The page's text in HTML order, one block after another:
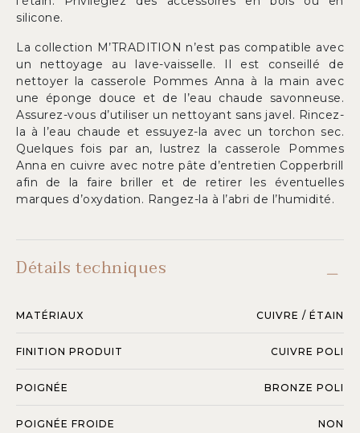
silicone.
La collection M’TRADITION n’est pas compatible avec
un nettoyage au lave-vaisselle. Il est conseillé de
nettoyer la casserole Pommes Anna à la main avec
une éponge douce et de l’eau chaude savonneuse.
Assurez-vous d’utiliser un nettoyant sans javel. Rincez-
la à l’eau chaude et essuyez-la avec un torchon sec.
Quelques fois par an, lustrez la casserole Pommes
Anna en cuivre avec notre pâte d’entretien Copperbrill
afin de la faire briller et de retirer les éventuelles
marques d’oxydation. Rangez-la à l’abri de l’humidité.
Détails techniques
MATÉRIAUX CUIVRE / ÉTAIN
FINITION PRODUIT CUIVRE POLI
POIGNÉE BRONZE POLI
POIGNÉE FROIDE NON